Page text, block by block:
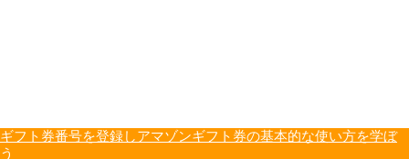
ギフト券番号を登録しアマゾンギフト券の基本的な使い方を学ぼ
う